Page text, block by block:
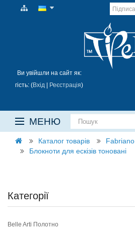
Ви увійшли на сайт як:
гість: (Вхід | Реєстрація)
МЕНЮ
Каталог товарів Fabriano
Блокноти для ескізів тоновані
Категорії
Belle Arti Полотно